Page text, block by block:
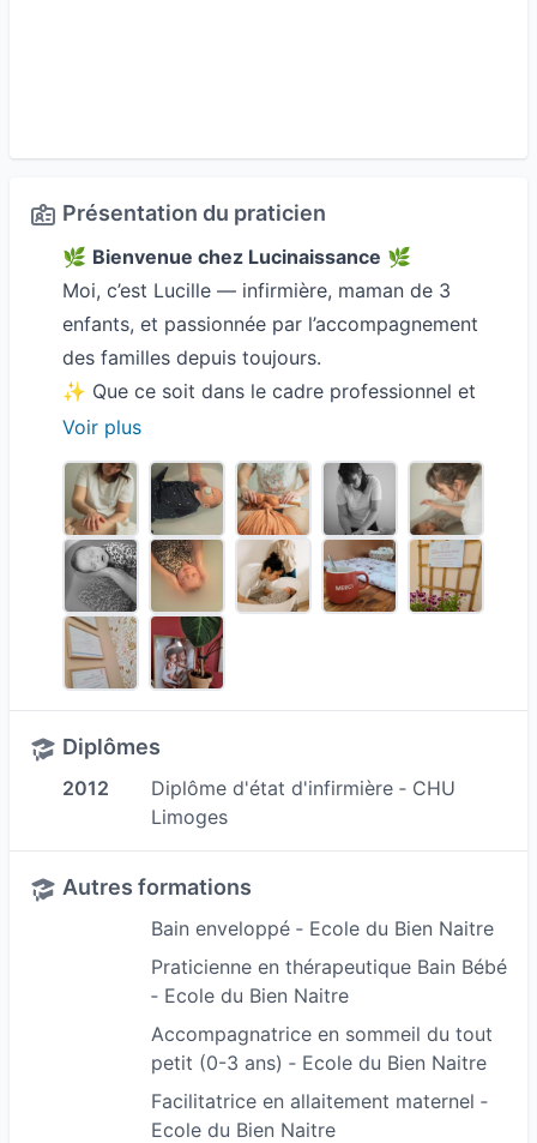
Présentation du praticien
🌿 Bienvenue chez Lucinaissance 🌿
Moi, c’est Lucille — infirmière, maman de 3
enfants, et passionnée par l’accompagnement
des familles depuis toujours.
✨ Que ce soit dans le cadre professionnel et
personnel, j’ai souvent rencontré des parents
démunis face aux questions sur le sommeil,
l’alimentation ou tout simplement leur rôle de
parent. Et encore plus de mamans oubliant de
prendre soin d’elles...
🌸 C’est de ce constat qu’est néeLucinaissance
mon entreprise d’accompagnement périnatal
Formée par l’École du Bien-Naître, je vous
propose un espace de soutien, d’écoute et de
pendant et après la naissance.
📍 Mon cabinet se trouvre àTrélissac (104
avenue Georges Pompidou).
• Instagram & Facebook : @Lucinaissance
• Téléphone : 06 24 89 32 62
Ici, chaque parent a le droit d’être soutenu.
Chaque femme a le droit d’être entendue. 💛
Merci d’être là et bienvenue dans cette belle
Voir plus
Diplômes
2012
Diplôme d'état d'infirmière ‐ CHU
Limoges
Autres formations
Bain enveloppé ‐ Ecole du Bien Naitre
Praticienne en thérapeutique Bain Bébé
‐ Ecole du Bien Naitre
Accompagnatrice en sommeil du tout
petit (0-3 ans) ‐ Ecole du Bien Naitre
Facilitatrice en allaitement maternel ‐
Ecole du Bien Naitre